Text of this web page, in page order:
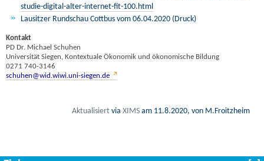
studie-digital-alter-internet-fit-100.html
Lausitzer Rundschau Cottbus vom 06.04.2020 (Druck)
Kontakt
PD Dr. Michael Schuhen
Universität Siegen, Kontextuale Ökonomik und ökonomische Bildung
0271 740-3146
schuhen@wid.wiwi.uni-siegen.de
Aktualisiertvia XIMSam 11.8.2020, von M.Froitzheim